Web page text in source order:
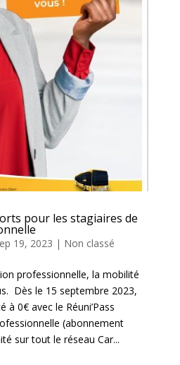
pour les stagiaires de
19, 2023 | Non classé
professionnelle, la mobilité
Dès le 15 septembre 2023,
à 0€ avec le Réuni’Pass
(abonnement
sur tout le réseau Car...